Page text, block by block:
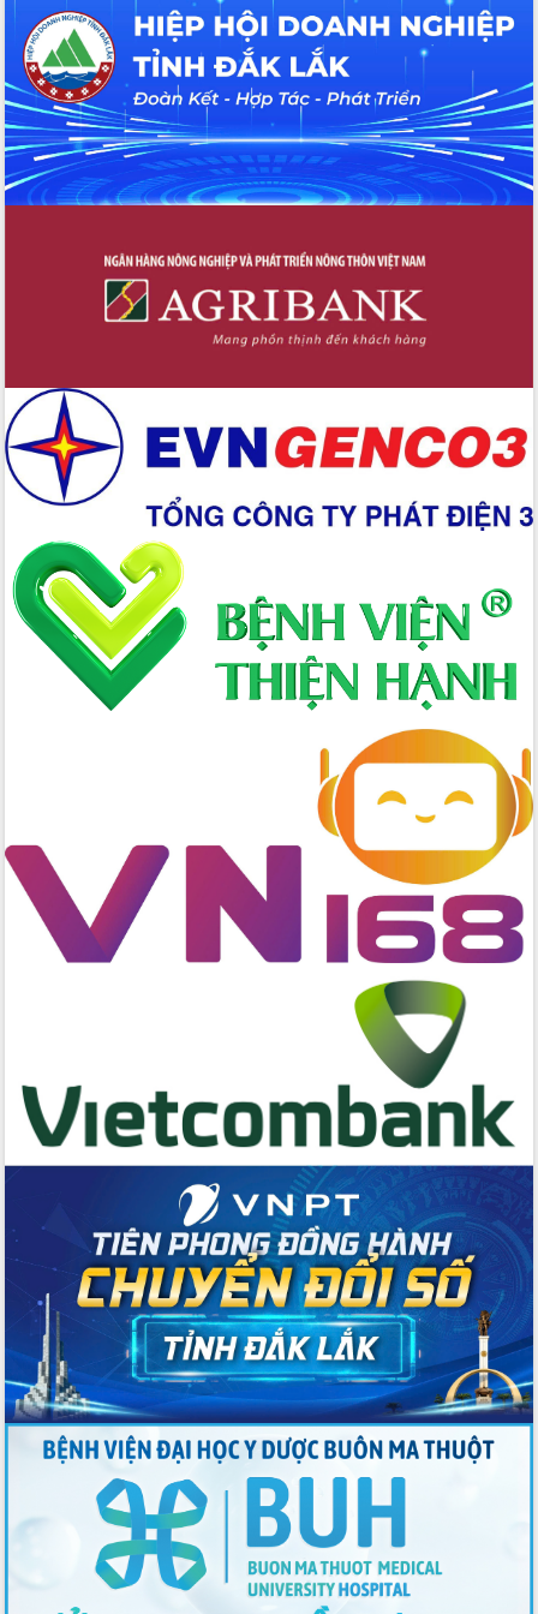
Nâng cao trách nhiệm người đứng
đầu, phát huy tinh thần chủ động,
sáng tạo để đảm bảo tiến độ giải ngân
vốn đầu tư công năm 2025
Sở Công Thương đột phá số hóa 100%
thủ tục trực tuyến lấy sự hài lòng của
doanh nghiệp làm thước đo phục vụ
Đảm bảo công tác bầu cử triển khai
Ban Tuyên giáo và Dân vận Trung ương
tập huấn công tác khoa giáo năm 2025
Đắk Lắk hưởng ứng Ngày Pháp luật
Việt Nam 2025 và biểu dương 25 tập
Hội nghị lần thứ nhất Ban Chỉ đạo
công tác bầu cử tỉnh Đắk Lắk
Hội nghị UBND tỉnh thường kỳ tháng
10 năm 2025
Kỳ họp chuyên đề lần thứ Ba, HĐND
Bí thư Tỉnh ủy Lương Nguyễn Minh
Triết kiểm tra việc thực hiện chống
khai thác IUU
Hội thảo chuyên đề “Hành trình xuất
khẩu nông sản Việt Nam qua thương
mại điện tử cùng Amazon”
Đại hội Thi đua yêu nước tỉnh Đắk Lắk
Tập trung triển khai các giải pháp sản
xuất nông nghiệp bền vững, phát thải
thấp
Tọa đàm kỷ niệm 95 năm Ngày thành
lập Hội Liên hiệp Phụ nữ Việt Nam
số lĩnh vực nông nghiệp và môi trường
“Hồ sơ phi địa giới – Bước tiến mới
trong cải cách hành chính”
Phó Chủ tịch UBND tỉnh Nguyễn Thiên
Văn kiểm tra công tác chống khai thác
IUU và nuôi trồng thủy sản
Tăng cường các giải pháp nhằm phát
triển hiệu quả khoa học, công nghệ,
đổi mới sáng tạo và chuyển đổi số
Tỉnh Đắk Lắk hiện đại hóa y tế từ bệnh
án điện tử
Tập huấn công tác đối ngoại và tuyên
truyền quản lý biên giới, biển đảo
Nhiều cách làm hay trong chuyển đổi
số vì người dân
Quyết tâm phấn đấu hoàn thành thắng
lợi các mục tiêu, nhiệm vụ Nghị quyết
Đại hội đại biểu Đảng bộ tỉnh Đắk Lắk
nhiệm kỳ 2025-2030
Khai mạc trọng thể Đại hội đại biểu